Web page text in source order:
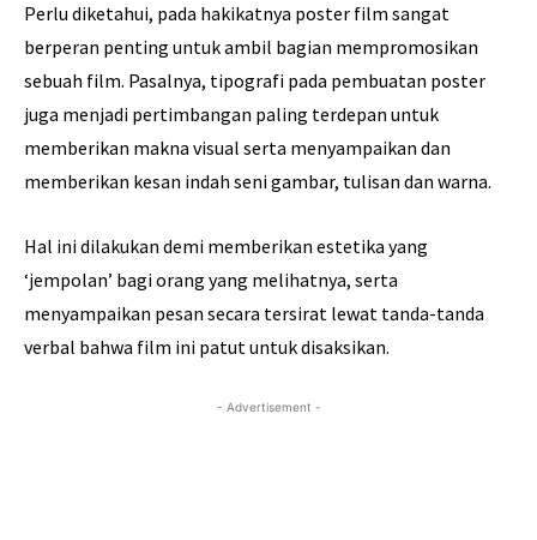
Perlu diketahui, pada hakikatnya poster film sangat
berperan penting untuk ambil bagian mempromosikan
sebuah film. Pasalnya, tipografi pada pembuatan poster
juga menjadi pertimbangan paling terdepan untuk
memberikan makna visual serta menyampaikan dan
memberikan kesan indah seni gambar, tulisan dan warna.
Hal ini dilakukan demi memberikan estetika yang
‘jempolan’ bagi orang yang melihatnya, serta
menyampaikan pesan secara tersirat lewat tanda-tanda
verbal bahwa film ini patut untuk disaksikan.
- Advertisement -